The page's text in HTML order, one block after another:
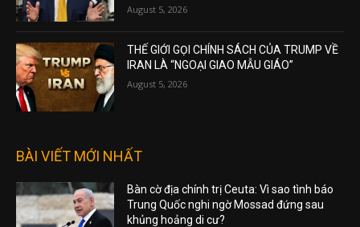
August 5, 2026
THẾ GIỚI GỌI CHÍNH SÁCH CỦA TRUMP VỀ
IRAN LÀ “NGOẠI GIAO MẪU GIÁO”
August 5, 2026
BÀI VIẾT MỚI NHẤT
Bàn cờ địa chính trị Ceuta: Vì sao tình báo
Trung Quốc nghi ngờ Mossad đứng sau
khủng hoảng di cư?